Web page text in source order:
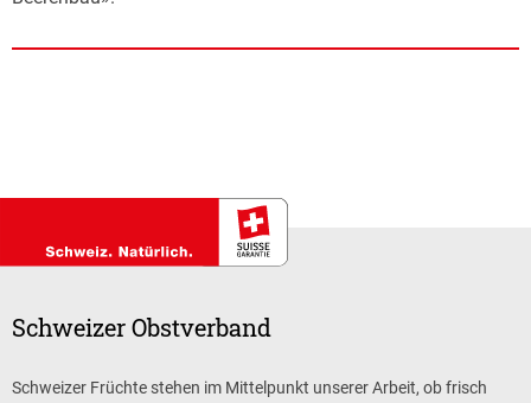
Schweizer Obstverband
Schweizer Früchte stehen im Mittelpunkt unserer Arbeit, ob frisch